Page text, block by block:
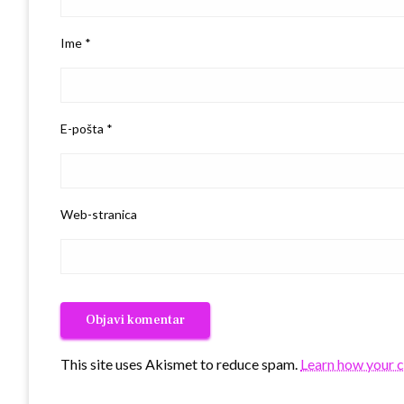
Ime *
E-pošta *
Web-stranica
This site uses Akismet to reduce spam. Learn how your